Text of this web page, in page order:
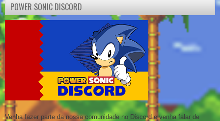
POWER SONIC DISCORD
Venha fazer parte da nossa comunidade no Discord e venha falar de